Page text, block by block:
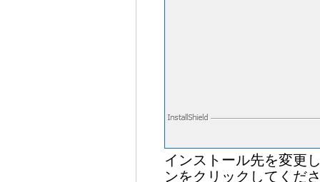
インストール先を変更
ンをクリックしてくだ